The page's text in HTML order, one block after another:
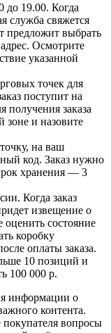
до 19.00. Когда
служба свяжется
предложит выбрать
Осмотрите
указанной
точек для
поступит на
получения заказа
зоне и назовите
на ваш
код. Заказ нужно
хранения — 3
Когда заказ
извещение о
состояние
коробку
оплаты заказа.
10 позиций и
100 000 р.
информации о
контента.
вопросы